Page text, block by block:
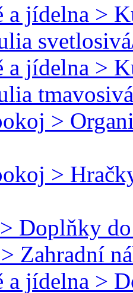
a jídelna >
a jídelna >
>
>
Doplňky
Zahradní
a jídelna >